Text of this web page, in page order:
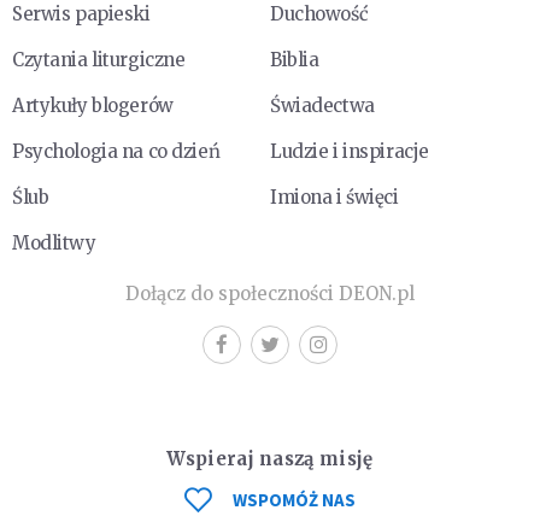
Serwis papieski
Duchowość
Czytania liturgiczne
Biblia
Artykuły blogerów
Świadectwa
Psychologia na co dzień
Ludzie i inspiracje
Ślub
Imiona i święci
Modlitwy
Dołącz do społeczności DEON.pl
Wspieraj naszą misję
WSPOMÓŻ NAS